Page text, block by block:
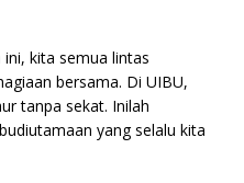
kita semua lintas
bersama. Di UIBU,
tanpa sekat. Inilah
yang selalu kita